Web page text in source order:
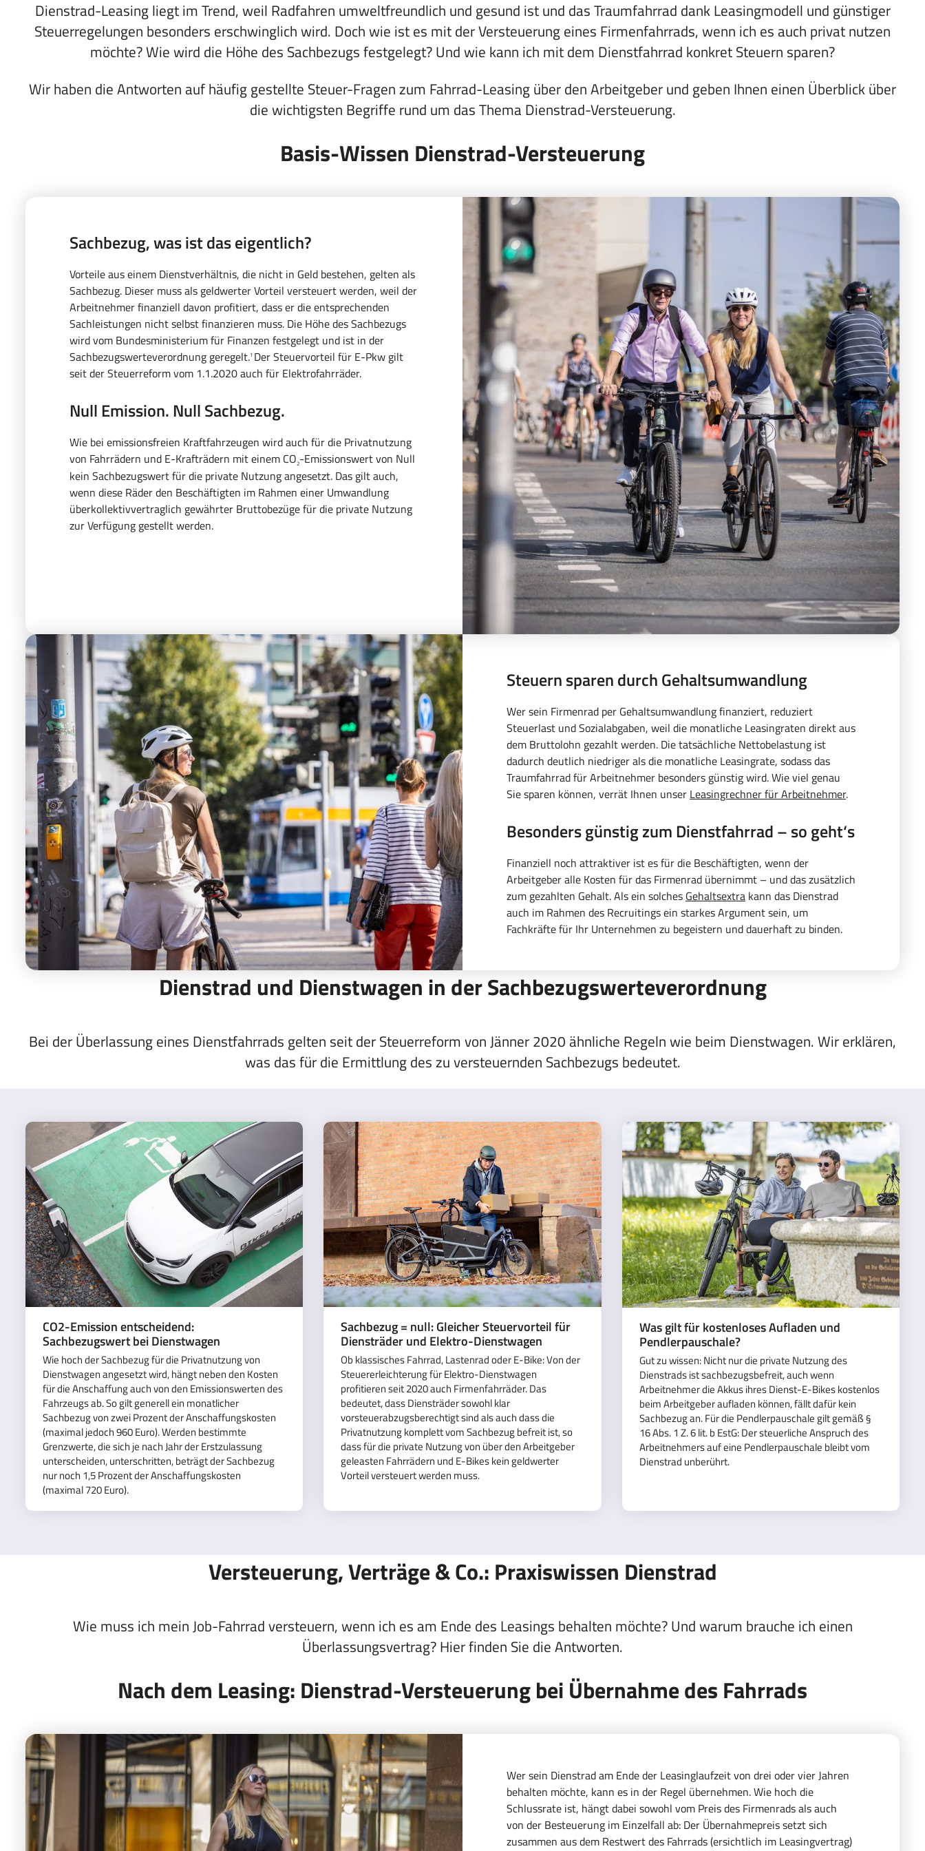
Dienstrad-Leasing liegt im Trend, weil Radfahren umweltfreundlich und gesund ist und das Traumfahrrad dank Leasingmodell und günstiger
Steuerregelungen besonders erschwinglich wird. Doch wie ist es mit der Versteuerung eines Firmenfahrrads, wenn ich es auch privat nutzen
möchte? Wie wird die Höhe des Sachbezugs festgelegt? Und wie kann ich mit dem Dienstfahrrad konkret Steuern sparen?
Wir haben die Antworten auf häufig gestellte Steuer-Fragen zum Fahrrad-Leasing über den Arbeitgeber und geben Ihnen einen Überblick über
die wichtigsten Begriffe rund um das Thema Dienstrad-Versteuerung.
Basis-Wissen Dienstrad-Versteuerung
Sachbezug, was ist das eigentlich?
Vorteile aus einem Dienstverhältnis, die nicht in Geld bestehen, gelten als
Sachbezug. Dieser muss als geldwerter Vorteil versteuert werden, weil der
Arbeitnehmer finanziell davon profitiert, dass er die entsprechenden
Sachleistungen nicht selbst finanzieren muss. Die Höhe des Sachbezugs
wird vom Bundesministerium für Finanzen festgelegt und ist in der
Sachbezugswerteverordnung geregelt.1 Der Steuervorteil für E-Pkw gilt
seit der Steuerreform vom 1.1.2020 auch für Elektrofahrräder.
Null Emission. Null Sachbezug.
Wie bei emissionsfreien Kraftfahrzeugen wird auch für die Privatnutzung
von Fahrrädern und E-Krafträdern mit einem CO2-Emissionswert von Null
kein Sachbezugswert für die private Nutzung angesetzt. Das gilt auch,
wenn diese Räder den Beschäftigten im Rahmen einer Umwandlung
überkollektivvertraglich gewährter Bruttobezüge für die private Nutzung
zur Verfügung gestellt werden.
Steuern sparen durch Gehaltsumwandlung
Wer sein Firmenrad per Gehaltsumwandlung finanziert, reduziert
Steuerlast und Sozialabgaben, weil die monatliche Leasingraten direkt aus
dem Bruttolohn gezahlt werden. Die tatsächliche Nettobelastung ist
dadurch deutlich niedriger als die monatliche Leasingrate, sodass das
Traumfahrrad für Arbeitnehmer besonders günstig wird. Wie viel genau
Sie sparen können, verrät Ihnen unser Leasingrechner für Arbeitnehmer.
Besonders günstig zum Dienstfahrrad – so geht‘s
Finanziell noch attraktiver ist es für die Beschäftigten, wenn der
Arbeitgeber alle Kosten für das Firmenrad übernimmt – und das zusätzlich
zum gezahlten Gehalt. Als ein solches Gehaltsextra kann das Dienstrad
auch im Rahmen des Recruitings ein starkes Argument sein, um
Fachkräfte für Ihr Unternehmen zu begeistern und dauerhaft zu binden.
Dienstrad und Dienstwagen in der Sachbezugswerteverordnung
Bei der Überlassung eines Dienstfahrrads gelten seit der Steuerreform von Jänner 2020 ähnliche Regeln wie beim Dienstwagen. Wir erklären,
was das für die Ermittlung des zu versteuernden Sachbezugs bedeutet.
CO2-Emission entscheidend:
Sachbezugswert bei Dienstwagen
Wie hoch der Sachbezug für die Privatnutzung von
Dienstwagen angesetzt wird, hängt neben den Kosten
für die Anschaffung auch von den Emissionswerten des
Fahrzeugs ab. So gilt generell ein monatlicher
Sachbezug von zwei Prozent der Anschaffungskosten
(maximal jedoch 960 Euro). Werden bestimmte
Grenzwerte, die sich je nach Jahr der Erstzulassung
unterscheiden, unterschritten, beträgt der Sachbezug
nur noch 1,5 Prozent der Anschaffungskosten
(maximal 720 Euro).
Sachbezug = null: Gleicher Steuervorteil für
Diensträder und Elektro-Dienstwagen
Ob klassisches Fahrrad, Lastenrad oder E-Bike: Von der
Steuererleichterung für Elektro-Dienstwagen
profitieren seit 2020 auch Firmenfahrräder. Das
bedeutet, dass Diensträder sowohl klar
vorsteuerabzugsberechtigt sind als auch dass die
Privatnutzung komplett vom Sachbezug befreit ist, so
dass für die private Nutzung von über den Arbeitgeber
geleasten Fahrrädern und E-Bikes kein geldwerter
Vorteil versteuert werden muss.
Was gilt für kostenloses Aufladen und
Pendlerpauschale?
Gut zu wissen: Nicht nur die private Nutzung des
Dienstrads ist sachbezugsbefreit, auch wenn
Arbeitnehmer die Akkus ihres Dienst-E-Bikes kostenlos
beim Arbeitgeber aufladen können, fällt dafür kein
Sachbezug an. Für die Pendlerpauschale gilt gemäß §
16 Abs. 1 Z. 6 lit. b EstG: Der steuerliche Anspruch des
Arbeitnehmers auf eine Pendlerpauschale bleibt vom
Dienstrad unberührt.
Versteuerung, Verträge & Co.: Praxiswissen Dienstrad
Wie muss ich mein Job-Fahrrad versteuern, wenn ich es am Ende des Leasings behalten möchte? Und warum brauche ich einen
Überlassungsvertrag? Hier finden Sie die Antworten.
Nach dem Leasing: Dienstrad-Versteuerung bei Übernahme des Fahrrads
Wer sein Dienstrad am Ende der Leasinglaufzeit von drei oder vier Jahren
behalten möchte, kann es in der Regel übernehmen. Wie hoch die
Schlussrate ist, hängt dabei sowohl vom Preis des Firmenrads als auch
von der Besteuerung im Einzelfall ab: Der Übernahmepreis setzt sich
zusammen aus dem Restwert des Fahrrads (ersichtlich im Leasingvertrag)